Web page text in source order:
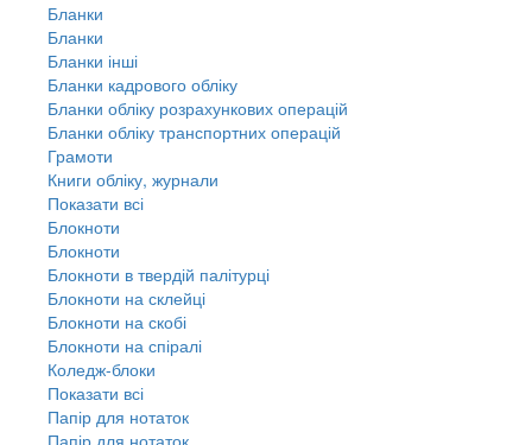
Бланки
Бланки
Бланки інші
Бланки кадрового обліку
Бланки обліку розрахункових операцій
Бланки обліку транспортних операцій
Грамоти
Книги обліку, журнали
Показати всі
Блокноти
Блокноти
Блокноти в твердій палітурці
Блокноти на склейці
Блокноти на скобі
Блокноти на спіралі
Коледж-блоки
Показати всі
Папір для нотаток